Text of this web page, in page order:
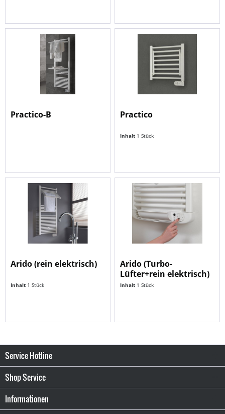
Practico-B Practico
Inhalt 1 Stück
Arido (rein elektrisch)
Inhalt 1 Stück
Arido (Turbo-
Lüfter+rein elektrisch)
Inhalt 1 Stück
Service Hotline
Shop Service
Informationen